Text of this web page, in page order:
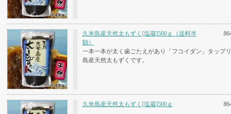
久米島産天然太もずく[塩蔵]500ｇ（送料半
額）
一本一本が太く歯ごたえがあり「フコイダン」タップ
島産天然太もずくです。
久米島産天然太もずく[塩蔵]500ｇ